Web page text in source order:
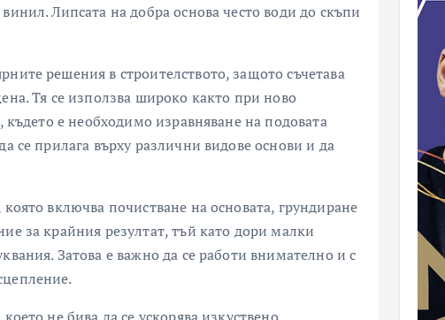
Липсата на добра основа често води до скъпи
решения в строителството, защото съчетава
Тя се използва широко както при ново
е необходимо изравняване на подовата
се прилага върху различни видове основи и да
включва почистване на основата, грундиране
за крайния резултат, тъй като дори малки
Затова е важно да се работи внимателно и с